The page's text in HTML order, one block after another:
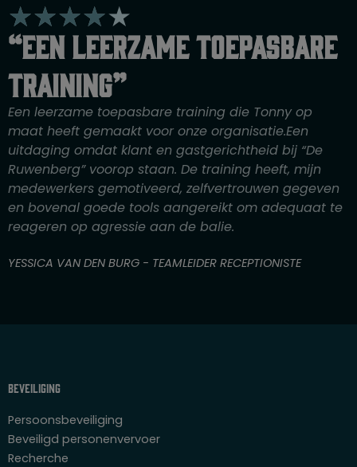
★★★★★
a
a
e
r
i
n
g
4
v
n
“Een leerzame toepasbare
training”
Een leerzame toepasbare training die Tonny op
maat heeft gemaakt voor onze organisatie.Een
uitdaging omdat klant en gastgerichtheid bij “De
Ruwenberg” voorop staan. De training heeft, mijn
medewerkers gemotiveerd, zelfvertrouwen gegeven
en bovenal goede tools aangereikt om adequaat te
reageren op agressie aan de balie.
YESSICA VAN DEN BURG - TEAMLEIDER RECEPTIONISTE
Beveiliging
Persoonsbeveiliging
Beveiligd personenvervoer
Recherche